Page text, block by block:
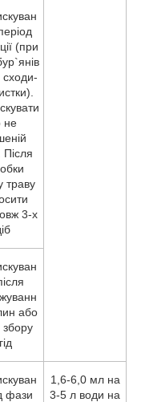
(при
сходи-
не
Після
траву
3-х
або
збору
фази
1,6-6,0 мл на
3-5 л води на